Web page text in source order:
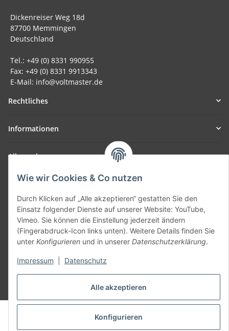
Alle akzeptieren
Konfigurieren
Wie wir Cookies & Co nutzen
Durch Klicken auf „Alle akzeptieren“ gestatten Sie den
Einsatz folgender Dienste auf unserer Website: YouTube,
Vimeo. Sie können die Einstellung jederzeit ändern
(Fingerabdruck-Icon links unten). Weitere Details finden Sie
unter Konfigurieren und in unserer Datenschutzerklärung.
Impressum Datenschutz
Dickenreiser Weg 18d
87700 Memmingen
Deutschland
Tel.: +49 (0) 8331 990955
Fax: +49 (0) 8331 9913343
E-Mail: info@voltmaster.de
Rechtliches
Informationen
Allgemein
Teil unseres Netzwerks:
SmoliTec - Safety. Simplified. Worldwide. ( B2B Shop )
Vertrag widerrufen
* Alle Preise inkl. gesetzlicher USt., zzgl.Versand
© voltmaster.de
Powered byJTL-Shop